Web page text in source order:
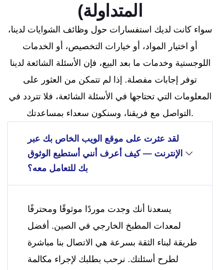
المتداولة)
سواء كانت لديك استفسارات حول وظائف الشوايات لدينا،
أو اختيار المواد، أو خيارات التخصيص، أو الخدمات
اللوجستية وخدمات ما بعد البيع، فإن الأسئلة الشائعة لدينا
توفر إجابات مفصلة. إذا لم تتمكن من العثور على
المعلومات التي تحتاجها في الأسئلة الشائعة، فلا تتردد في
التواصل مع فريقنا، وسنكون سعداء بمساعدتك.
لقد عثرت على موقع الويب الخاص بك عبر
الإنترنت — كيف أعرف أنني أستطيع الوثوق
بك للتعامل معه؟
يسعدنا أنك وجدت موردًا موثوقًا ومحترفًا
لمعدات المطبخ الخارجي في الصين. أفضل
طريقة لبناء الثقة بسرعة هي الاتصال بنا مباشرة
لطرح أسئلتك. نرحب بطلبك لإجراء مكالمة